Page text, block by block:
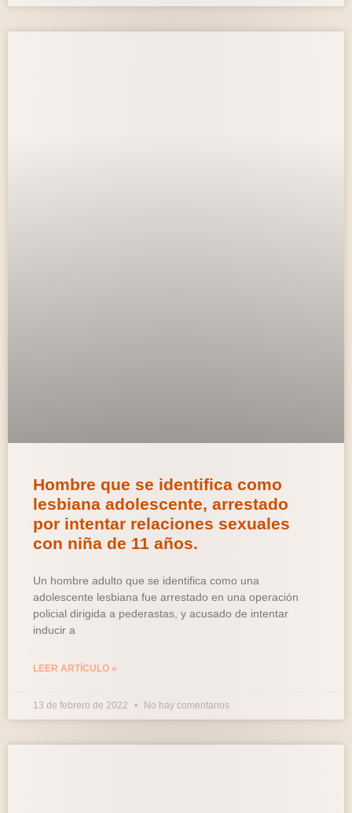
Hombre que se identifica como
lesbiana adolescente, arrestado
por intentar relaciones sexuales
con niña de 11 años.
Un hombre adulto que se identifica como una
adolescente lesbiana fue arrestado en una operación
policial dirigida a pederastas, y acusado de intentar
inducir a
LEER ARTÍCULO »
13 de febrero de 2022 No hay comentarios